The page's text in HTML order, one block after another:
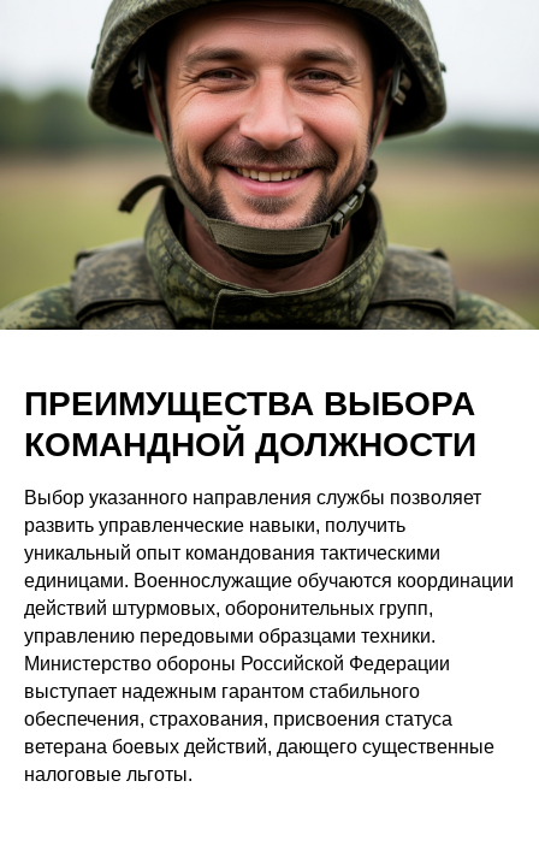
ПРЕИМУЩЕСТВА ВЫБОРА
КОМАНДНОЙ ДОЛЖНОСТИ
Выбор указанного направления службы позволяет
развить управленческие навыки, получить
уникальный опыт командования тактическими
единицами. Военнослужащие обучаются координации
действий штурмовых, оборонительных групп,
управлению передовыми образцами техники.
Министерство обороны Российской Федерации
выступает надежным гарантом стабильного
обеспечения, страхования, присвоения статуса
ветерана боевых действий, дающего существенные
налоговые льготы.